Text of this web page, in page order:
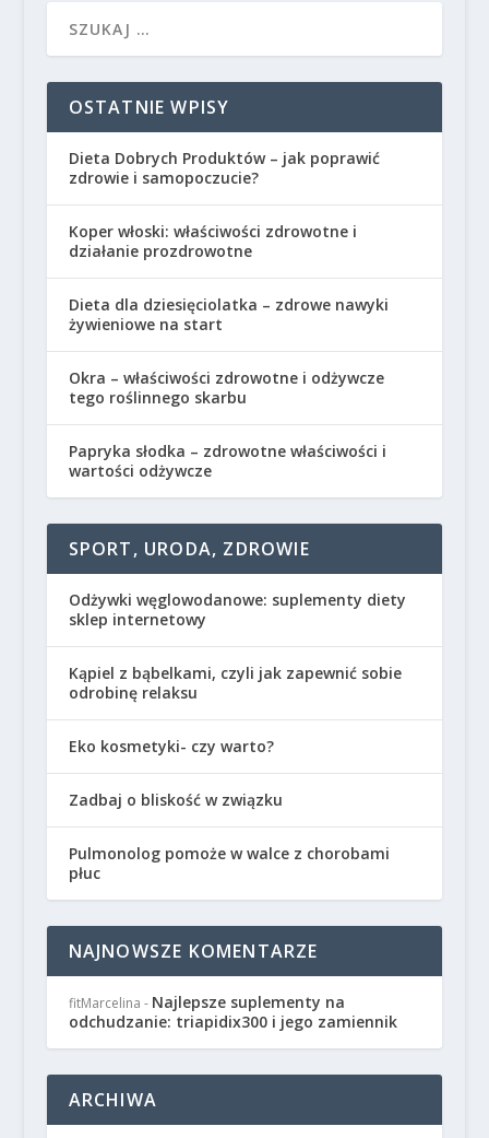
OSTATNIE WPISY
Dieta Dobrych Produktów – jak poprawić
zdrowie i samopoczucie?
Koper włoski: właściwości zdrowotne i
działanie prozdrowotne
Dieta dla dziesięciolatka – zdrowe nawyki
żywieniowe na start
Okra – właściwości zdrowotne i odżywcze
tego roślinnego skarbu
Papryka słodka – zdrowotne właściwości i
wartości odżywcze
SPORT, URODA, ZDROWIE
Odżywki węglowodanowe: suplementy diety
sklep internetowy
Kąpiel z bąbelkami, czyli jak zapewnić sobie
odrobinę relaksu
Eko kosmetyki- czy warto?
Zadbaj o bliskość w związku
Pulmonolog pomoże w walce z chorobami
płuc
NAJNOWSZE KOMENTARZE
fitMarcelina - Najlepsze suplementy na
odchudzanie: triapidix300 i jego zamiennik
ARCHIWA